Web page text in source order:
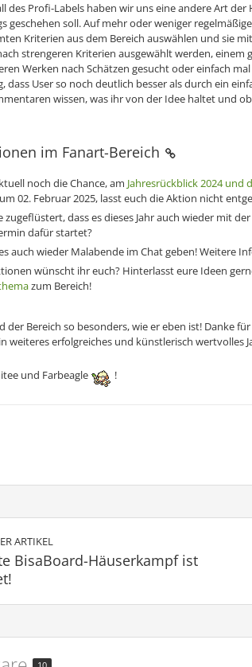
des Profi-Labels haben wir uns eine andere Art
geschehen soll. Auf mehr oder weniger
Kriterien aus dem Bereich auswählen und sie
strengeren Kriterien ausgewählt werden, einem
Werken nach Schätzen gesucht oder einfach
dass User so noch deutlich besser als durch ein
wissen, was ihr von der Idee haltet und
im Fanart-Bereich
noch die Chance, am Jahresrückblick 2024 und
02. Februar 2025, lasst euch die Aktion nicht
zugeflüstert, dass es dieses Jahr auch wieder mit
dafür startet?
auch wieder Malabende im Chat geben! Weitere
wünscht ihr euch? Hinterlasst eure Ideen
zum Bereich!
der Bereich so besonders, wie er eben ist! Danke
weiteres erfolgreiches und künstlerisch wertvolles
und Farbeagle !
ARTIKEL
BisaBoard-Häuserkampf ist